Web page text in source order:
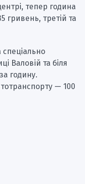
тепер година
гривень, третій та
спеціально
Валовій та біля
годину.
— 100